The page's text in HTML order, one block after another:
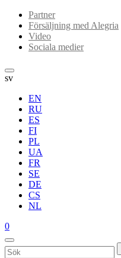
Partner
Försäljning med Alegria
Video
Sociala medier
sv
EN
RU
ES
FI
PL
UA
FR
SE
DE
CS
NL
0